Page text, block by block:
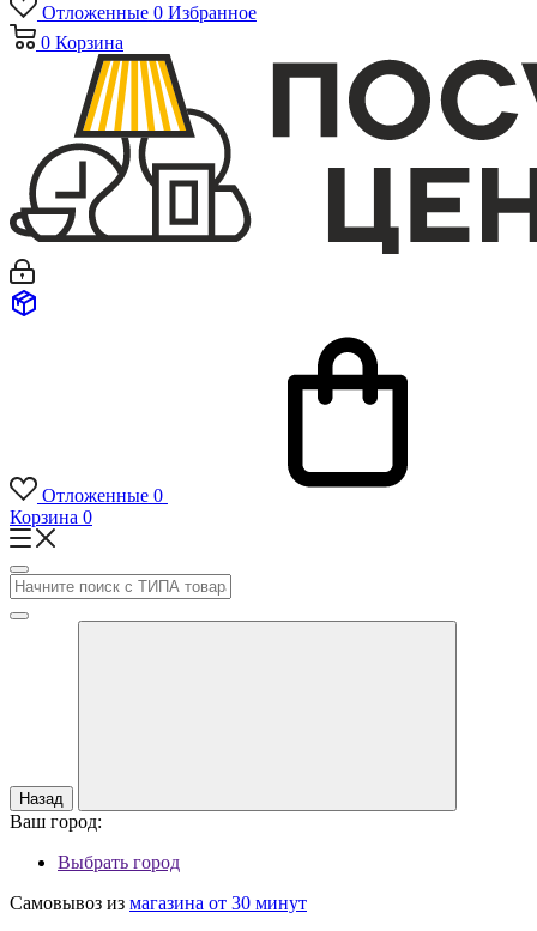
Отложенные 0 Избранное
0 Корзина
Отложенные 0
Корзина 0
Назад
Ваш город:
Выбрать город
Самовывоз из магазина от 30 минут